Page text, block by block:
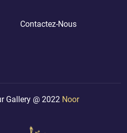
Contactez-Nous
Gallery @ 2022 Noor